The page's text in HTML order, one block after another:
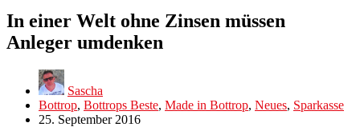
In einer Welt ohne Zinsen müssen
Anleger umdenken
Sascha
Bottrop, Bottrops Beste, Made in Bottrop, Neues, Sparkasse
25. September 2016